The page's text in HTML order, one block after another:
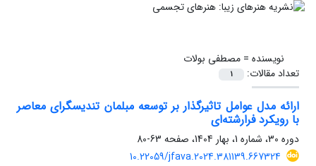
نویسنده =مصطفی بولات
تعداد مقالات:
1
ارائه مدل عوامل تاثیرگذار بر توسعه مبلمان تندیسگرای معاصر
با رویکرد فرا‌رشته‌‌ای
دوره 30، شماره 1، بهار 1404، صفحه
63-80
10.22059/jfava.2024.381139.667324